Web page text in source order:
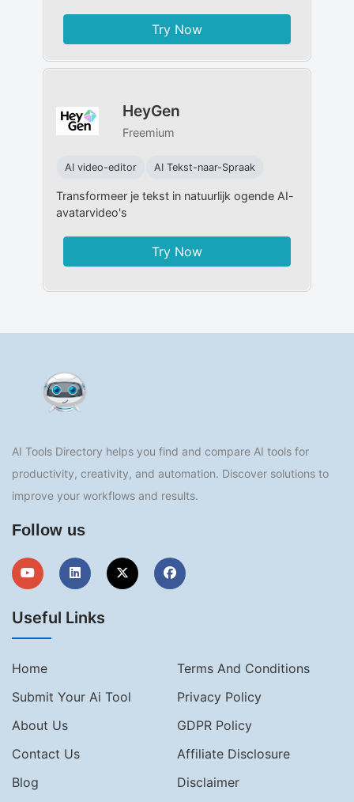
Try Now
HeyGen
Freemium
AI video-editor AI Tekst-naar-Spraak
Transformeer je tekst in natuurlijk ogende AI-
avatarvideo's
Try Now
AI Tools Directory helps you find and compare AI tools for
productivity, creativity, and automation. Discover solutions to
improve your workflows and results.
Follow us
Useful Links
Home
Terms And Conditions
Submit Your Ai Tool
Privacy Policy
About Us
GDPR Policy
Contact Us
Affiliate Disclosure
Blog
Disclaimer